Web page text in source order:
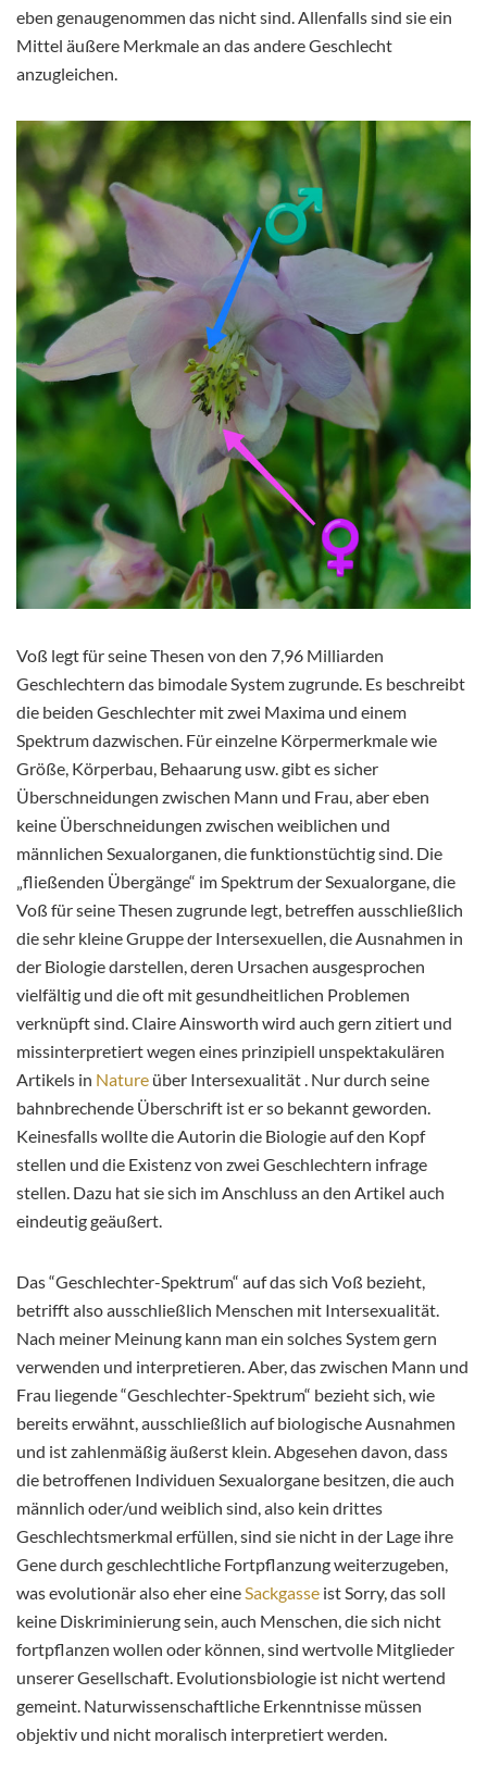
eben genaugenommen das nicht sind. Allenfalls sind sie ein
Mittel äußere Merkmale an das andere Geschlecht
anzugleichen.
Voß legt für seine Thesen von den 7,96 Milliarden
Geschlechtern das bimodale System zugrunde. Es beschreibt
die beiden Geschlechter mit zwei Maxima und einem
Spektrum dazwischen. Für einzelne Körpermerkmale wie
Größe, Körperbau, Behaarung usw. gibt es sicher
Überschneidungen zwischen Mann und Frau, aber eben
keine Überschneidungen zwischen weiblichen und
männlichen Sexualorganen, die funktionstüchtig sind. Die
„fließenden Übergänge“ im Spektrum der Sexualorgane, die
Voß für seine Thesen zugrunde legt, betreffen ausschließlich
die sehr kleine Gruppe der Intersexuellen, die Ausnahmen in
der Biologie darstellen, deren Ursachen ausgesprochen
vielfältig und die oft mit gesundheitlichen Problemen
verknüpft sind. Claire Ainsworth wird auch gern zitiert und
missinterpretiert wegen eines prinzipiell unspektakulären
Artikels in Nature über Intersexualität . Nur durch seine
bahnbrechende Überschrift ist er so bekannt geworden.
Keinesfalls wollte die Autorin die Biologie auf den Kopf
stellen und die Existenz von zwei Geschlechtern infrage
stellen. Dazu hat sie sich im Anschluss an den Artikel auch
eindeutig geäußert.
Das “Geschlechter-Spektrum“ auf das sich Voß bezieht,
betrifft also ausschließlich Menschen mit Intersexualität.
Nach meiner Meinung kann man ein solches System gern
verwenden und interpretieren. Aber, das zwischen Mann und
Frau liegende “Geschlechter-Spektrum“ bezieht sich, wie
bereits erwähnt, ausschließlich auf biologische Ausnahmen
und ist zahlenmäßig äußerst klein. Abgesehen davon, dass
die betroffenen Individuen Sexualorgane besitzen, die auch
männlich oder/und weiblich sind, also kein drittes
Geschlechtsmerkmal erfüllen, sind sie nicht in der Lage ihre
Gene durch geschlechtliche Fortpflanzung weiterzugeben,
was evolutionär also eher eineSackgasse ist Sorry, das soll
keine Diskriminierung sein, auch Menschen, die sich nicht
fortpflanzen wollen oder können, sind wertvolle Mitglieder
unserer Gesellschaft. Evolutionsbiologie ist nicht wertend
gemeint. Naturwissenschaftliche Erkenntnisse müssen
objektiv und nicht moralisch interpretiert werden.